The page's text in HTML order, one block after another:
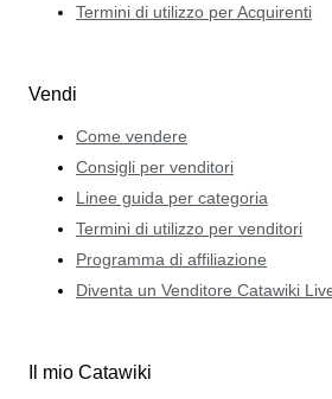
Termini di utilizzo per Acquirenti
Vendi
Come vendere
Consigli per venditori
Linee guida per categoria
Termini di utilizzo per venditori
Programma di affiliazione
Diventa un Venditore Catawiki
Il mio Catawiki